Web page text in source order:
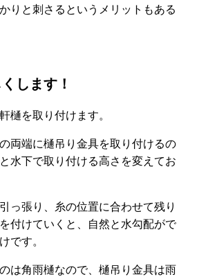
りと刺さるというメリットもある
します！
樋を取り付けます。
両端に樋吊り金具を取り付けるの
水下で取り付ける高さを変えてお
っ張り、糸の位置に合わせて残り
付けていくと、自然と水勾配がで
です。
は角雨樋なので、樋吊り金具は雨